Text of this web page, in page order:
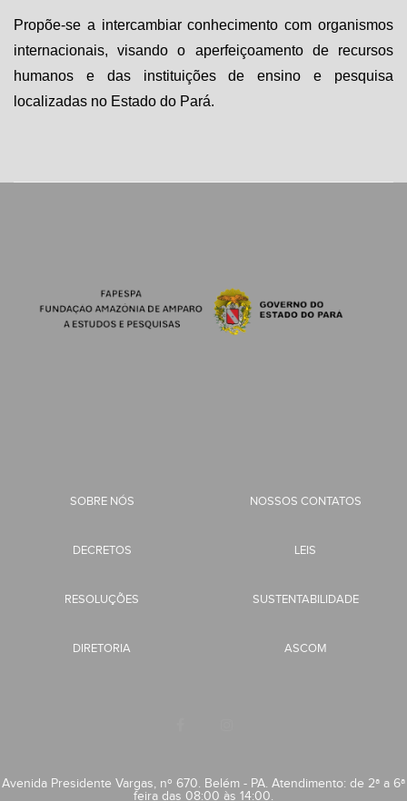
Propõe-se a intercambiar conhecimento com organismos
internacionais, visando o aperfeiçoamento de recursos
humanos e das instituições de ensino e pesquisa
localizadas no Estado do Pará.
SOBRE NÓS NOSSOS CONTATOS
DECRETOS LEIS
RESOLUÇÕES SUSTENTABILIDADE
DIRETORIA ASCOM
Avenida Presidente Vargas, nº 670. Belém - PA. Atendimento: de 2ª a 6ª
feira das 08:00 às 14:00.